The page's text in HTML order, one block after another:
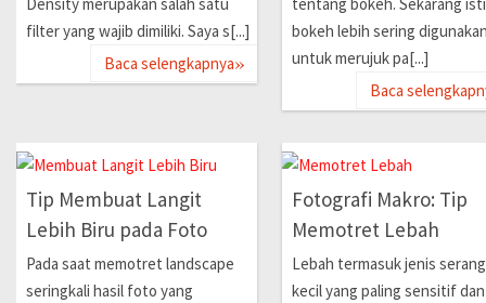
filter yang wajib dimiliki. Saya s[...]
Baca selengkapnya»
bokeh lebih sering
untuk merujuk pa[...]
Baca
Tip Membuat Langit
Lebih Biru pada Foto
Pada saat memotret landscape
seringkali hasil foto yang
Fotografi Makro: Tip
Memotret Lebah
Lebah termasuk jenis
kecil yang paling sensitif dan